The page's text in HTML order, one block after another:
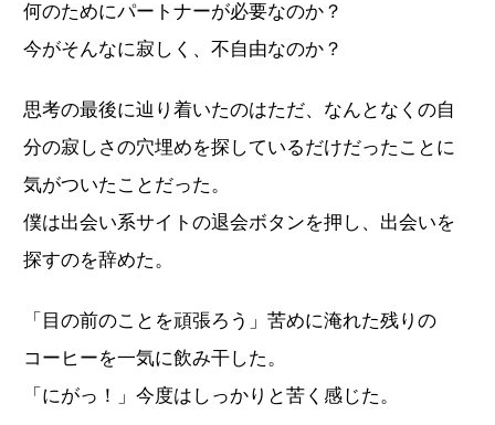
何のためにパートナーが必要なのか？
今がそんなに寂しく、不自由なのか？
思考の最後に辿り着いたのはただ、なんとなくの自
分の寂しさの穴埋めを探しているだけだったことに
気がついたことだった。
僕は出会い系サイトの退会ボタンを押し、出会いを
探すのを辞めた。
「目の前のことを頑張ろう」苦めに淹れた残りの
コーヒーを一気に飲み干した。
「にがっ！」今度はしっかりと苦く感じた。